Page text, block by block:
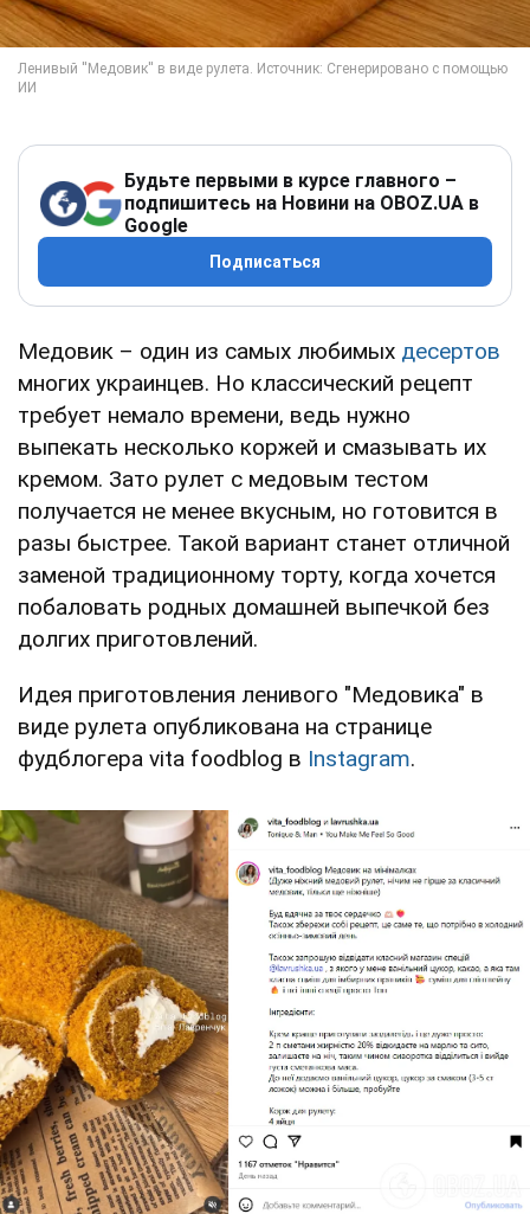
Будьте первыми в курсе главного –
подпишитесь на Новини на OBOZ.UA в
Google
Подписаться
Медовик – один из самых любимых десертов
многих украинцев. Но классический рецепт
требует немало времени, ведь нужно
выпекать несколько коржей и смазывать их
кремом. Зато рулет с медовым тестом
получается не менее вкусным, но готовится в
разы быстрее. Такой вариант станет отличной
заменой традиционному торту, когда хочется
побаловать родных домашней выпечкой без
долгих приготовлений.
Идея приготовления ленивого "Медовика" в
виде рулета опубликована на странице
фудблогера vita foodblog в Instagram.